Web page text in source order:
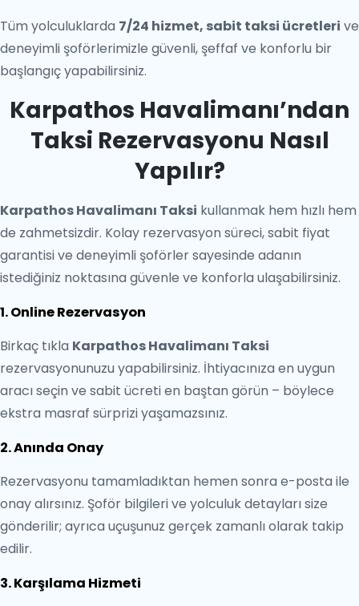
Tüm yolculuklarda 7/24 hizmet, sabit taksi ücretleri ve
deneyimli şoförlerimizle güvenli, şeffaf ve konforlu bir
başlangıç yapabilirsiniz.
Karpathos Havalimanı’ndan
Taksi Rezervasyonu Nasıl
Yapılır?
Karpathos Havalimanı Taksi kullanmak hem hızlı hem
de zahmetsizdir. Kolay rezervasyon süreci, sabit fiyat
garantisi ve deneyimli şoförler sayesinde adanın
istediğiniz noktasına güvenle ve konforla ulaşabilirsiniz.
1. Online Rezervasyon
Birkaç tıkla Karpathos Havalimanı Taksi
rezervasyonunuzu yapabilirsiniz. İhtiyacınıza en uygun
aracı seçin ve sabit ücreti en baştan görün – böylece
ekstra masraf sürprizi yaşamazsınız.
2. Anında Onay
Rezervasyonu tamamladıktan hemen sonra e-posta ile
onay alırsınız. Şoför bilgileri ve yolculuk detayları size
gönderilir; ayrıca uçuşunuz gerçek zamanlı olarak takip
edilir.
3. Karşılama Hizmeti